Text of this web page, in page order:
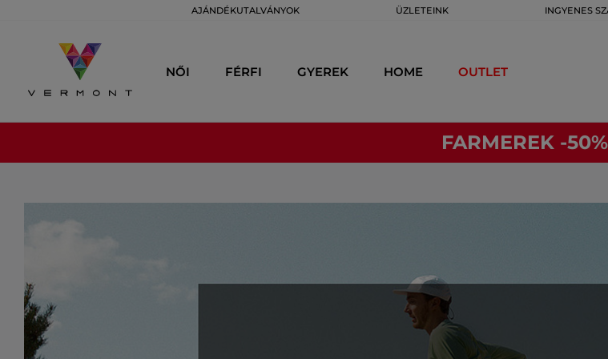
AJÁNDÉKUTALVÁNYOK ÜZLETEINK INGYENES
NŐI FÉRFI GYEREK HOME OUTLET
FARMEREK -